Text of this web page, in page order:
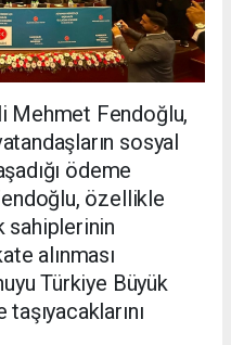
Mehmet Fendoğlu,
sosyal
ödeme
özellikle
sahiplerinin
alınması
Türkiye Büyük